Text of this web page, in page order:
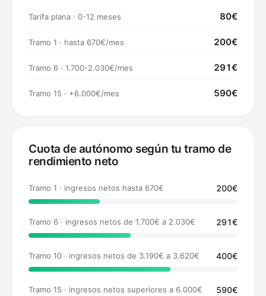
Tarifa plana · 0-12 meses 80€
Tramo 1 · hasta 670€/mes 200€
Tramo 6 · 1.700-2.030€/mes 291€
Tramo 15 · +6.000€/mes 590€
Cuota de autónomo según tu tramo de
rendimiento neto
Tramo 1 · ingresos netos hasta 670€ 200€
Tramo 6 · ingresos netos de 1.700€ a 2.030€ 291€
Tramo 10 · ingresos netos de 3.190€ a 3.620€ 400€
Tramo 15 · ingresos netos superiores a 6.000€ 590€